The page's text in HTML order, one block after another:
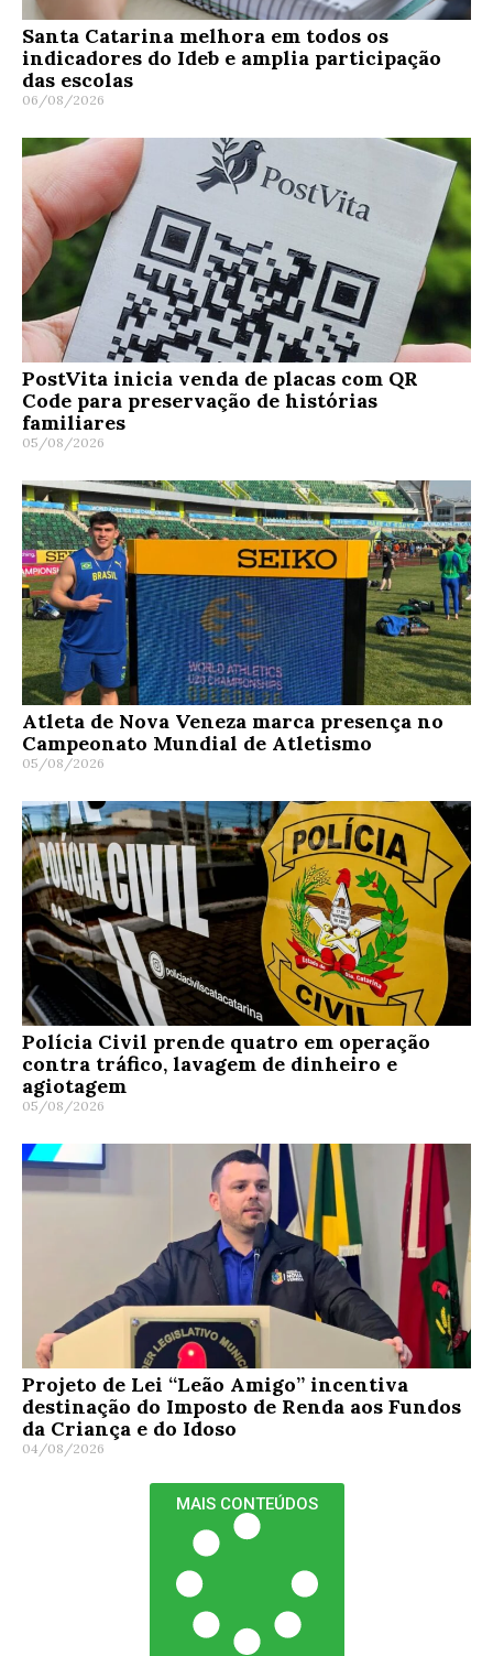
Santa Catarina melhora em todos os
indicadores do Ideb e amplia participação
das escolas
06/08/2026
PostVita inicia venda de placas com QR
Code para preservação de histórias
familiares
05/08/2026
Atleta de Nova Veneza marca presença no
Campeonato Mundial de Atletismo
05/08/2026
Polícia Civil prende quatro em operação
contra tráfico, lavagem de dinheiro e
agiotagem
05/08/2026
Projeto de Lei “Leão Amigo” incentiva
destinação do Imposto de Renda aos Fundos
da Criança e do Idoso
04/08/2026
MAIS CONTEÚDOS